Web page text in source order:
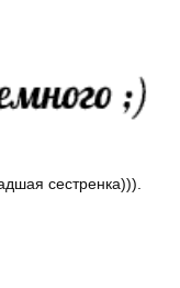
сестренка))).